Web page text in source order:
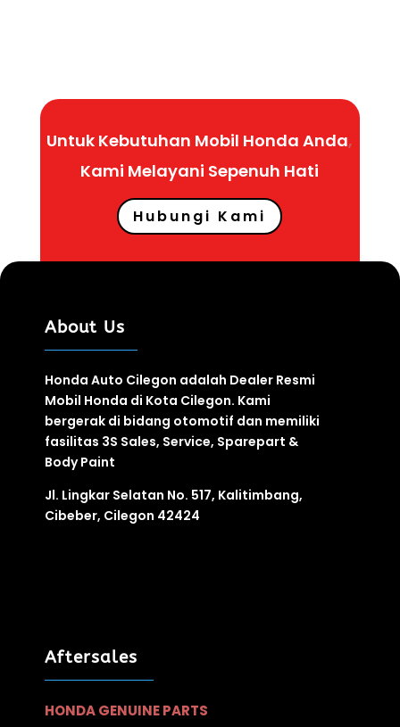
Untuk Kebutuhan Mobil Honda Anda,
Kami Melayani Sepenuh Hati
Hubungi Kami
About Us
Honda Auto Cilegon adalah Dealer Resmi
Mobil Honda di Kota Cilegon. Kami
bergerak di bidang otomotif dan memiliki
fasilitas 3S Sales, Service, Sparepart &
Body Paint
Jl. Lingkar Selatan No. 517, Kalitimbang,
Cibeber, Cilegon 42424
Aftersales
HONDA GENUINE PARTS